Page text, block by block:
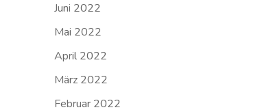
Juni 2022
Mai 2022
April 2022
März 2022
Februar 2022